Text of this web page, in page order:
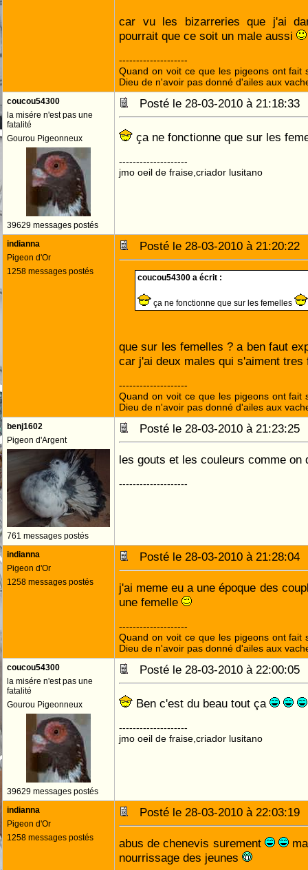
car vu les bizarreries que j'ai
pourrait que ce soit un male aussi
--------------------
Quand on voit ce que les pigeons ont fait
Dieu de n'avoir pas donné d'ailes aux
coucou54300
la misére n'est pas une
fatalité
Gourou Pigeonneux
39629 messages postés
Posté le 28-03-2010 à
ça ne fonctionne que sur les
--------------------
jmo oeil de fraise,criador lusitano
indianna
Pigeon d'Or
1258 messages postés
Posté le 28-03-2010 à
coucou54300 a écrit :
ça ne fonctionne que sur les femelles
que sur les femelles ? a ben faut
car j'ai deux males qui s'aiment
--------------------
Quand on voit ce que les pigeons ont fait
Dieu de n'avoir pas donné d'ailes aux
benj1602
Pigeon d'Argent
761 messages postés
Posté le 28-03-2010 à
les gouts et les couleurs comme on
--------------------
indianna
Pigeon d'Or
1258 messages postés
Posté le 28-03-2010 à
j'ai meme eu a une époque des
une femelle
--------------------
Quand on voit ce que les pigeons ont fait
Dieu de n'avoir pas donné d'ailes aux
coucou54300
la misére n'est pas une
fatalité
Gourou Pigeonneux
39629 messages postés
Posté le 28-03-2010 à
Ben c'est du beau tout ça
--------------------
jmo oeil de fraise,criador lusitano
indianna
Pigeon d'Or
1258 messages postés
Posté le 28-03-2010 à
abus de chenevis surement
nourrissage des jeunes